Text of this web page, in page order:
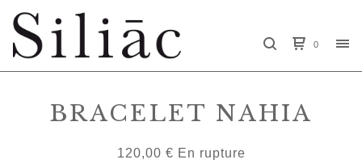
0
BRACELET NAHIA
120,00 € En rupture